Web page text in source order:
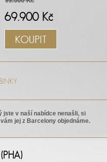
69.900 Kč
KOUPIT
jste v naší nabídce nenašli, si
jej z Barcelony objednáme.